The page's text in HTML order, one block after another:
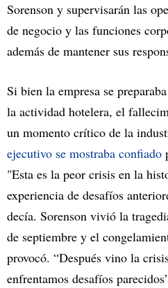
Sorenson y supervisarán las
de negocio y las funciones
además de mantener sus
Si bien la empresa se
la actividad hotelera, el
un momento crítico de la
ejecutivo se mostraba confiado
"Esta es la peor crisis en la
experiencia de desafíos
decía. Sorenson vivió la
de septiembre y el
provocó. “Después vino la
enfrentamos desafíos